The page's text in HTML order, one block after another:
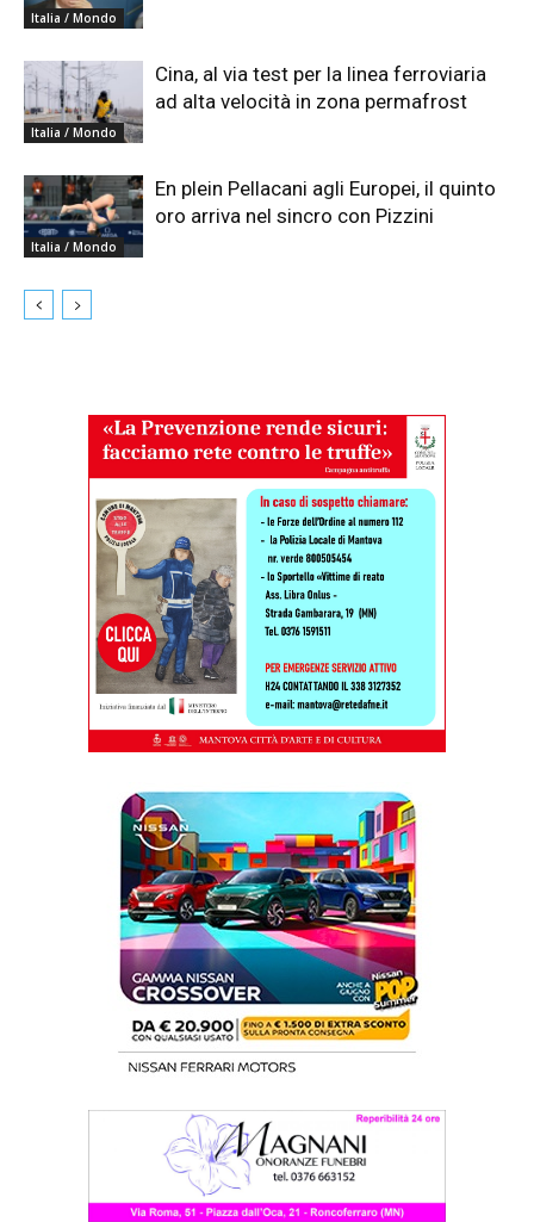
Italia / Mondo
Italia / Mondo
Cina, al via test per la linea ferroviaria
ad alta velocità in zona permafrost
Italia / Mondo
En plein Pellacani agli Europei, il quinto
oro arriva nel sincro con Pizzini